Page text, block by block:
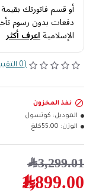
أو قسم فاتورتك بقيمة
دفعات بدون رسوم
الإسلاميةاعرف أكثر
(0 التقييمات)
1,899.00﷼
3,299.01﷼
نفذ المخزون
الموديل: كونسول
الوزن: 55.00كلغ